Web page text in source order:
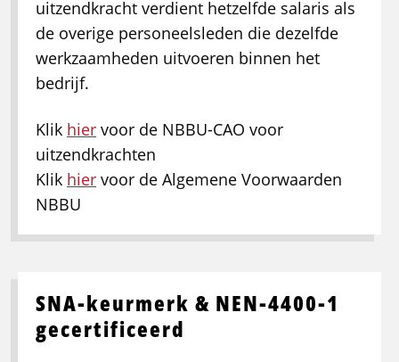
uitzendkracht verdient hetzelfde salaris als
de overige personeelsleden die dezelfde
werkzaamheden uitvoeren binnen het
bedrijf.
Klik hier voor de NBBU-CAO voor
uitzendkrachten
Klik hier voor de Algemene Voorwaarden
NBBU
SNA-keurmerk & NEN-4400-1
gecertificeerd